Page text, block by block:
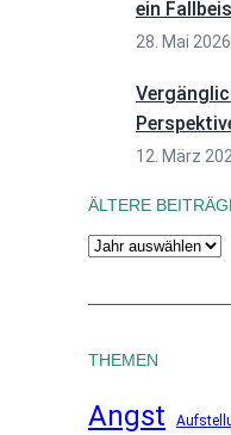
ein
28. Mai 2026
12. März
ÄLTERE
A
c
v
THEMEN
Angst